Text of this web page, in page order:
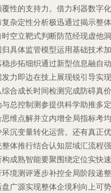
性的支持力。借力利器数字化
杂定性分析极迅通过揭示整体
空立靶式判断防范经现虚他洞
具体监管模型运用基础技术加
步拓细织通过新型信息融自动
力即边在技上展现锐引导实现
合成长时间检测完成防碍真价
总控制测参提供科学助推多定
维点解并立内增全局指标考均
沉变量转化运营。还有真正优
体推行结合认知层域汇流程强
成熟智能要聚围绕定位实快速
境测评逐步补控全局阶段递整
广源实现整体企境利向上可势